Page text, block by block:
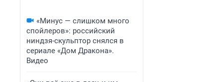
«Минус — слишком много
спойлеров»: российский
ниндзя-скульптор снялся в
сериале «Дом Дракона».
Видео